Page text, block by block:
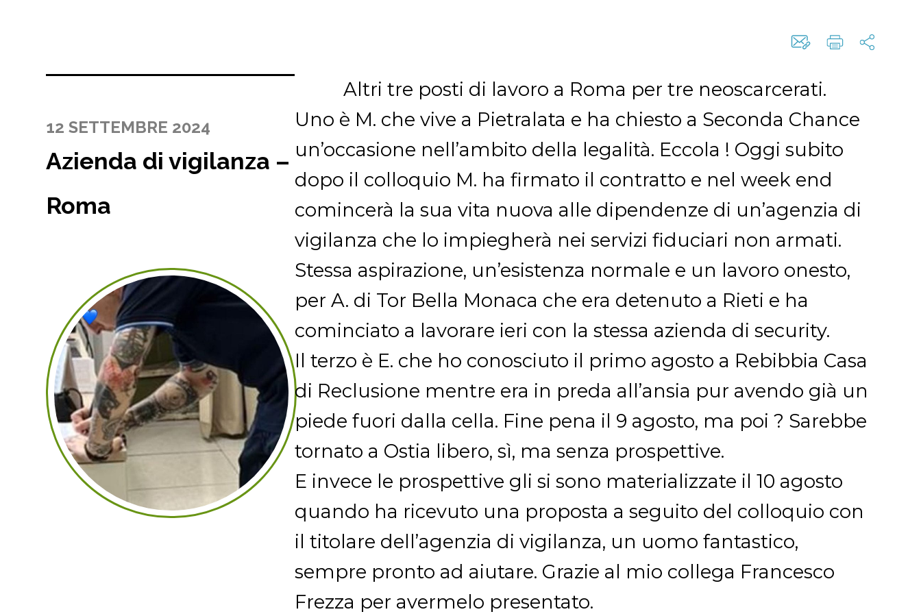
12 SETTEMBRE 2024
Azienda di vigilanza –
Roma
Altri tre posti di lavoro a Roma per tre neoscarcerati.
Uno è M. che vive a Pietralata e ha chiesto a Seconda Chance
un’occasione nell’ambito della legalità. Eccola ! Oggi subito
dopo il colloquio M. ha firmato il contratto e nel week end
comincerà la sua vita nuova alle dipendenze di un’agenzia di
vigilanza che lo impiegherà nei servizi fiduciari non armati.
Stessa aspirazione, un’esistenza normale e un lavoro onesto,
per A. di Tor Bella Monaca che era detenuto a Rieti e ha
cominciato a lavorare ieri con la stessa azienda di security.
Il terzo è E. che ho conosciuto il primo agosto a Rebibbia Casa
di Reclusione mentre era in preda all’ansia pur avendo già un
piede fuori dalla cella. Fine pena il 9 agosto, ma poi ? Sarebbe
tornato a Ostia libero, sì, ma senza prospettive.
E invece le prospettive gli si sono materializzate il 10 agosto
quando ha ricevuto una proposta a seguito del colloquio con
il titolare dell’agenzia di vigilanza, un uomo fantastico,
sempre pronto ad aiutare. Grazie al mio collega Francesco
Frezza per avermelo presentato.